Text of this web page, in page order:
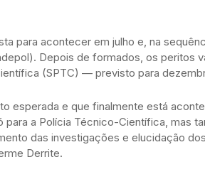
para acontecer em julho e, na
Depois de formados, os peritos
(SPTC) — previsto para
esperada e que finalmente está
a Polícia Técnico-Científica, mas
das investigações e elucidação
Derrite.